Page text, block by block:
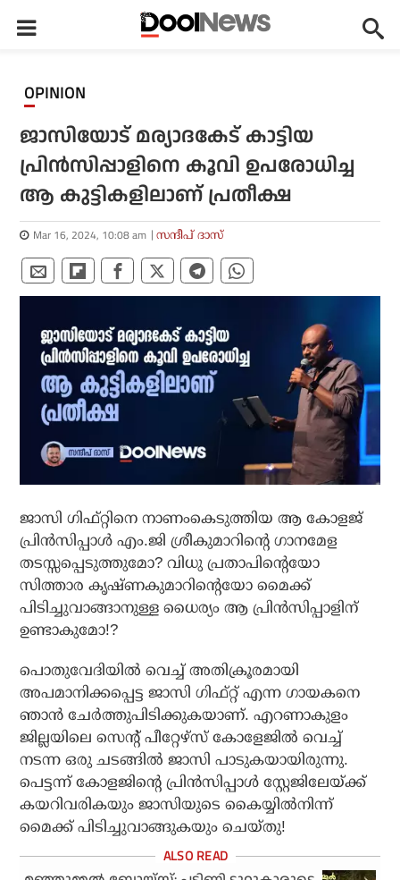
OPINION
ജാസിയോട് മര്യാദകേട് കാട്ടിയ
പ്രിന്‍സിപ്പാളിനെ കൂവി ഉപരോധിച്ച
ആ കുട്ടികളിലാണ് പ്രതീക്ഷ
Mar 16, 2024, 10:08 am സന്ദീപ് ദാസ്
ജാസി ഗിഫ്റ്റിനെ നാണംകെടുത്തിയ ആ കോളജ്
പ്രിന്‍സിപ്പാള്‍ എം.ജി ശ്രീകുമാറിന്റെ ഗാനമേള
തടസ്സപ്പെടുത്തുമോ? വിധു പ്രതാപിന്റെയോ
സിത്താര കൃഷ്ണകുമാറിന്റെയോ മൈക്ക്
പിടിച്ചുവാങ്ങാനുള്ള ധൈര്യം ആ പ്രിന്‍സിപ്പാളിന്
ഉണ്ടാകുമോ!?
പൊതുവേദിയില്‍ വെച്ച് അതിക്രൂരമായി
അപമാനിക്കപ്പെട്ട ജാസി ഗിഫ്റ്റ് എന്ന ഗായകനെ
ഞാന്‍ ചേര്‍ത്തുപിടിക്കുകയാണ്. എറണാകുളം
ജില്ലയിലെ സെന്റ് പീറ്റേഴ്‌സ് കോളേജില്‍ വെച്ച്
നടന്ന ഒരു ചടങ്ങില്‍ ജാസി പാടുകയായിരുന്നു.
പെട്ടന്ന് കോളജിന്റെ പ്രിന്‍സിപ്പാള്‍ സ്റ്റേജിലേയ്ക്ക്
കയറിവരികയും ജാസിയുടെ കൈയ്യില്‍നിന്ന്
മൈക്ക് പിടിച്ചുവാങ്ങുകയും ചെയ്തു!